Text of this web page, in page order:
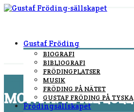
Gustaf Fröding
BIOGRAFI
BIBLIOGRAFI
FRÖDINGPLATSER
MUSIK
FRÖDING PÅ NÄTET
GUSTAF FRÖDING PÅ TYSKA
Frödingsällskapet
MONTH:APRIL 2022